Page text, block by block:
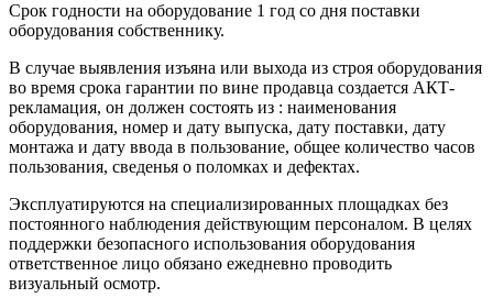
Срок годности на оборудование 1 год со дня поставки
оборудования собственнику.
В случае выявления изъяна или выхода из строя оборудования
во время срока гарантии по вине продавца создается АКТ-
рекламация, он должен состоять из : наименования
оборудования, номер и дату выпуска, дату поставки, дату
монтажа и дату ввода в пользование, общее количество часов
пользования, сведенья о поломках и дефектах.
Эксплуатируются на специализированных площадках без
постоянного наблюдения действующим персоналом. В целях
поддержки безопасного использования оборудования
ответственное лицо обязано ежедневно проводить
визуальный осмотр.